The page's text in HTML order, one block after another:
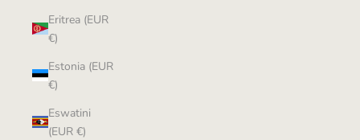
Eritrea (EUR
€)
Estonia (EUR
€)
Eswatini
(EUR €)